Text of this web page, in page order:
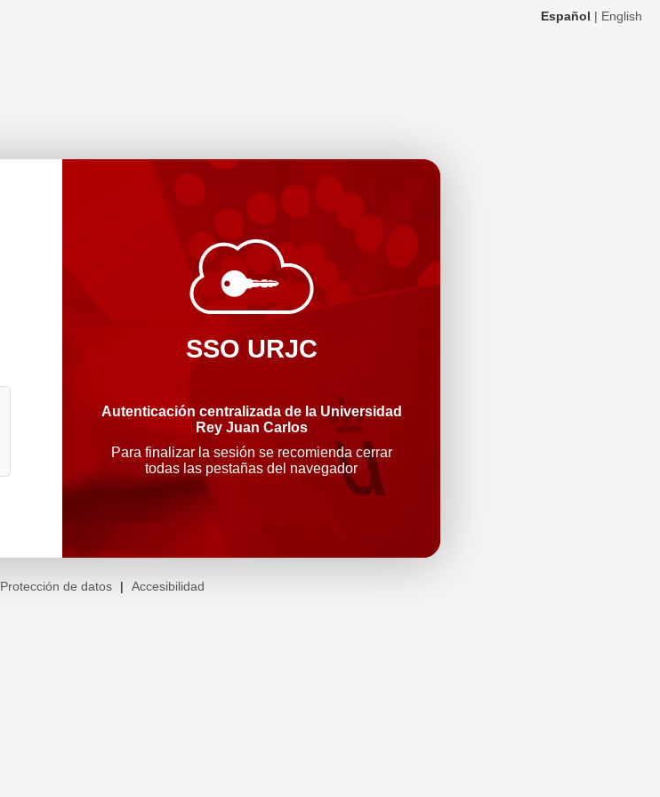
Español | English
SSO URJC
Autenticación centralizada de la Universidad
Rey Juan Carlos
Para finalizar la sesión se recomienda cerrar
todas las pestañas del navegador
Protección de datos | Accesibilidad